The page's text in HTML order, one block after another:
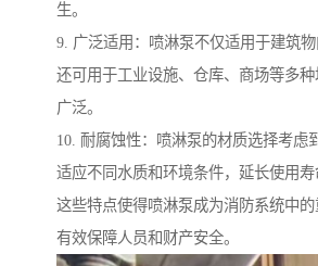
生。
9. 广泛适用：喷淋泵不仅适用于建筑物
还可用于工业设施、仓库、商场等多
广泛。
10. 耐腐蚀性：喷淋泵的材质选择考虑
适应不同水质和环境条件，延长使用寿
这些特点使得喷淋泵成为消防系统中
有效保障人员和财产安全。